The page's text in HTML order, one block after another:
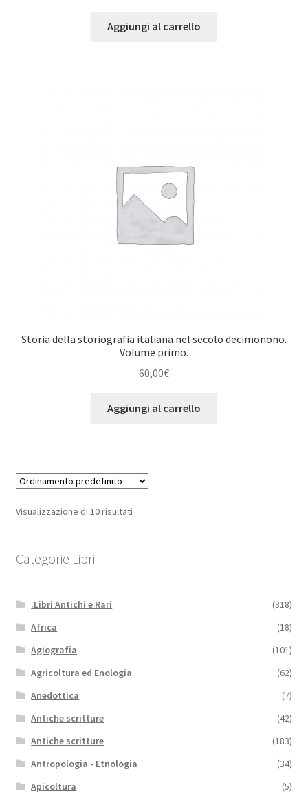
Aggiungi al carrello
Storia della storiografia italiana nel secolo decimonono.
Volume primo.
60,00€
Aggiungi al carrello
Visualizzazione di 10 risultati
Categorie Libri
.Libri Antichi e Rari
(318)
Africa
(18)
Agiografia
(101)
Agricoltura ed Enologia
(62)
Anedottica
(7)
Antiche scritture
(42)
Antiche scritture
(183)
Antropologia - Etnologia
(34)
Apicoltura
(5)